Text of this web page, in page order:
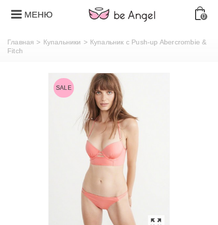
МЕНЮ 0
Главная > Купальники > Купальник с Push-up Abercrombie &
Fitch
SALE